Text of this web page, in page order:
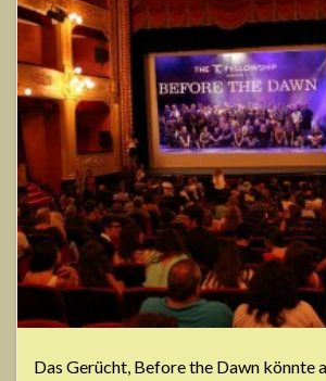
Das Gerücht, Before the Dawn könnte